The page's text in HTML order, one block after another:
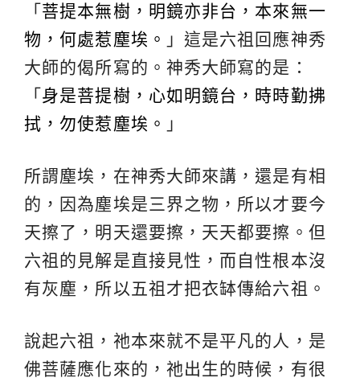
「 菩提本無樹，明鏡亦非台，本來無一
物，何處惹塵埃。 」這是六祖回應神秀
大師的偈所寫的。神秀大師寫的是：
「 身是菩提樹，心如明鏡台，時時勤拂
拭，勿使惹塵埃。 」
所謂塵埃，在神秀大師來講，還是有相
的，因為塵埃是三界之物，所以才要今
天擦了，明天還要擦，天天都要擦。但
六祖的見解是直接見性，而自性根本沒
有灰塵，所以五祖才把衣缽傳給六祖。
說起六祖，祂本來就不是平凡的人，是
佛菩薩應化來的，祂出生的時候，有很